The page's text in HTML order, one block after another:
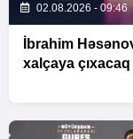
02.08.2026 - 09:46
İbrahim
xalçaya çıxacaq